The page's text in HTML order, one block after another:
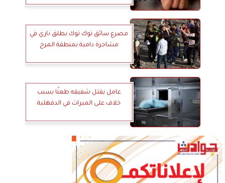
مصرع سائق توك توك بطلق ناري في
مشاجرة دامية بمنطقة المرج
عامل يقتل شقيقه طعنًا بسبب
خلاف على الميراث في الدقهلية